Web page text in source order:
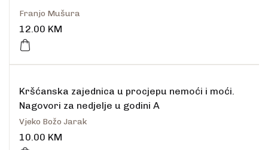
Franjo Mušura
12.00 KM
Kršćanska zajednica u procjepu nemoći i moći.
Nagovori za nedjelje u godini A
Vjeko Božo Jarak
10.00 KM